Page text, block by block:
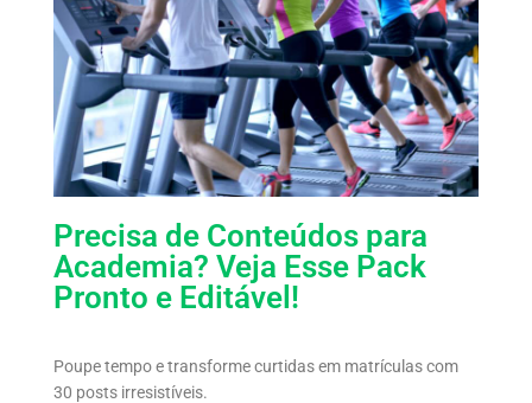
Precisa de Conteúdos para
Academia? Veja Esse Pack
Pronto e Editável!
Poupe tempo e transforme curtidas em matrículas com
30 posts irresistíveis.